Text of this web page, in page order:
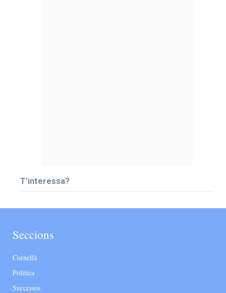
T’interessa?
Seccions
Cornellà
Política
Successos